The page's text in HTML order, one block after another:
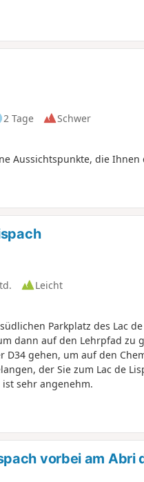
2 Tage
Schwer
Aussichtspunkte, die
Leicht
Parkplatz des Lac
dann auf den Lehrpfad zu
D34 gehen, um auf den
der Sie zum Lac de
sehr angenehm.
vorbei am Abri